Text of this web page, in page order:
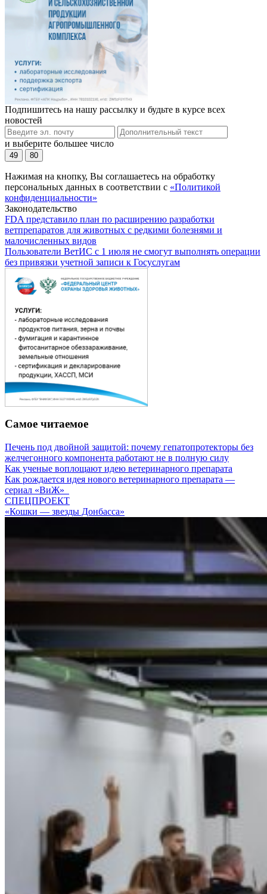
Подпишитесь на нашу рассылку и будьте в курсе всех
новостей
и выберите большее число
49 80
Нажимая на кнопку, Вы соглашаетесь на обработку
персональных данных в соответствии с «Политикой
конфиденциальности»
Законодательство
FDA представило план по расширению разработки
ветпрепаратов для животных с редкими болезнями и
малочисленных видов
Пользователи ВетИС с 1 июля не смогут выполнять операции
без привязки учетной записи к Госуслугам
Самое читаемое
Печень под двойной защитой: почему гепатопротекторы без
желчегонного компонента работают не в полную силу
Как ученые воплощают идею ветеринарного препарата
Как рождается идея нового ветеринарного препарата —
сериал «ВиЖ»
СПЕЦПРОЕКТ
«Кошки — звезды Донбасса»